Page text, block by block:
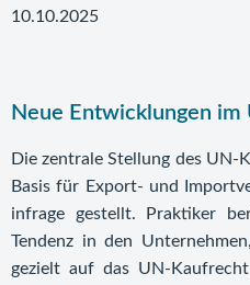
10.10.2025
Neue Entwicklungen
Die zentrale Stellung des
Basis für Export- und
infrage gestellt. Praktiker
Tendenz in den
gezielt auf das UN-